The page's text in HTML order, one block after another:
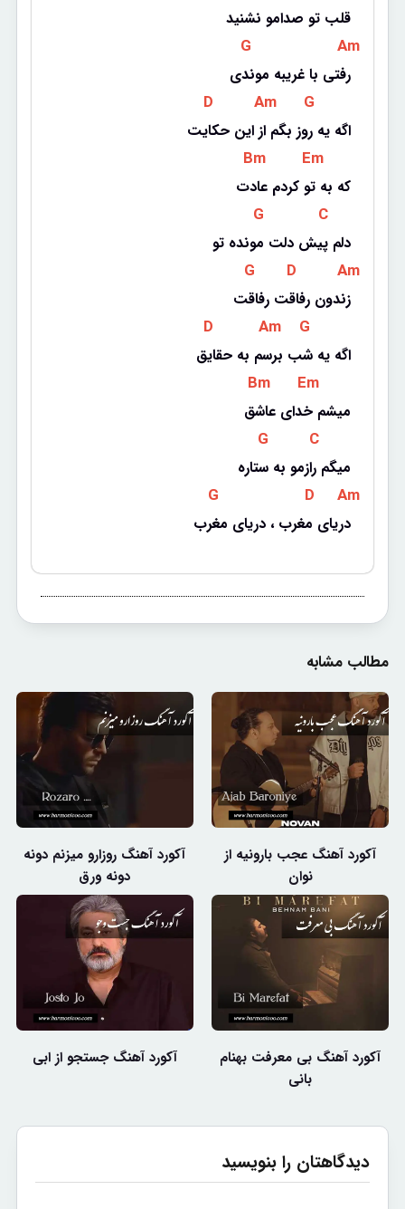
قلب تو صدامو نشنید
G Am
رفتی با غریبه موندی
D Am G
اگه یه روز بگم از این حکایت
Bm Em
که به تو کردم عادت
G C
دلم پیش دلت مونده تو
G D Am
زندون رفاقت رفاقت
D Am G
اگه یه شب برسم به حقایق
Bm Em
میشم خدای عاشق
G C
میگم رازمو به ستاره
G D Am
دریای مغرب ، دریای مغرب
مطالب مشابه
آکورد آهنگ عجب بارونیه از
نوان
آکورد آهنگ روزارو میزنم دونه
دونه ورق
آکورد آهنگ بی معرفت بهنام
بانی
آکورد آهنگ جستجو از ابی
دیدگاهتان را بنویسید